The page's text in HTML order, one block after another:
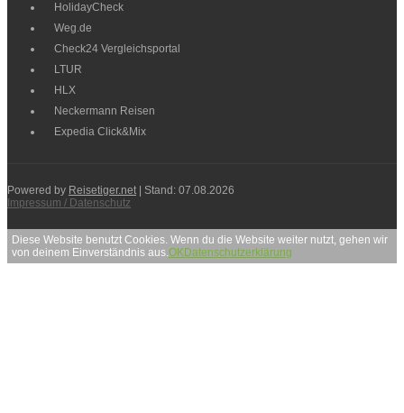
HolidayCheck
Weg.de
Check24 Vergleichsportal
LTUR
HLX
Neckermann Reisen
Expedia Click&Mix
Powered by Reisetiger.net | Stand: 07.08.2026
Impressum / Datenschutz
Diese Website benutzt Cookies. Wenn du die Website weiter nutzt, gehen wir
von deinem Einverständnis aus.OKDatenschutzerklärung